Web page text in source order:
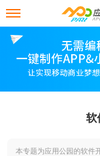
软
本专题为应用公园的软件